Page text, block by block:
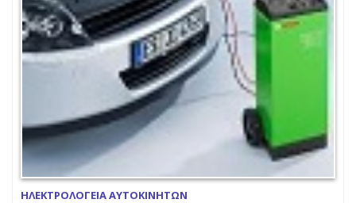
ΗΛΕΚΤΡΟΛΟΓΕΙΑ ΑΥΤΟΚΙΝΗΤΩΝ